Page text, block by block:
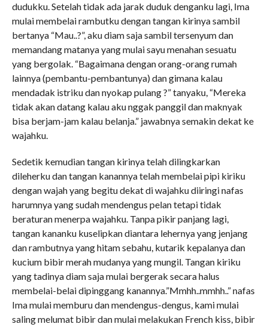
dudukku. Setelah tidak ada jarak duduk denganku lagi, Ima
mulai membelai rambutku dengan tangan kirinya sambil
bertanya “Mau..?”, aku diam saja sambil tersenyum dan
memandang matanya yang mulai sayu menahan sesuatu
yang bergolak. “Bagaimana dengan orang-orang rumah
lainnya (pembantu-pembantunya) dan gimana kalau
mendadak istriku dan nyokap pulang ?” tanyaku, “Mereka
tidak akan datang kalau aku nggak panggil dan maknyak
bisa berjam-jam kalau belanja.” jawabnya semakin dekat ke
wajahku.
Sedetik kemudian tangan kirinya telah dilingkarkan
dileherku dan tangan kanannya telah membelai pipi kiriku
dengan wajah yang begitu dekat di wajahku diiringi nafas
harumnya yang sudah mendengus pelan tetapi tidak
beraturan menerpa wajahku. Tanpa pikir panjang lagi,
tangan kananku kuselipkan diantara lehernya yang jenjang
dan rambutnya yang hitam sebahu, kutarik kepalanya dan
kucium bibir merah mudanya yang mungil. Tangan kiriku
yang tadinya diam saja mulai bergerak secara halus
membelai-belai dipinggang kanannya.”Mmhh..mmhh..” nafas
Ima mulai memburu dan mendengus-dengus, kami mulai
saling melumat bibir dan mulai melakukan French kiss, bibir